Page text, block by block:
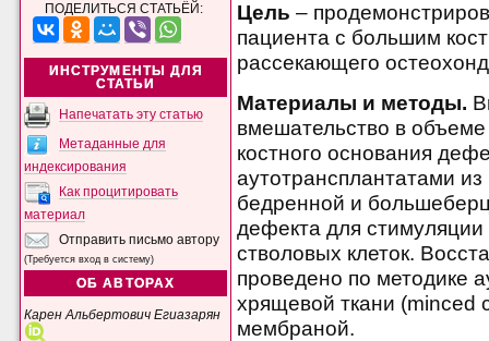
ПОДЕЛИТЬСЯ СТАТЬЁЙ:
ИНСТРУМЕНТЫ ДЛЯ
СТАТЬИ
Напечатать эту статью
Метаданные для
индексирования
Как процитировать
материал
Отправить письмо автору
(Требуется вход в систему)
ОБ АВТОРАХ
Карен Альбертович Егиазарян
Цель –
пациента с большим
рассекающего
Материалы и методы.
вмешательство в
костного основания
аутотрансплантатами
бедренной и
дефекта для
стволовых клеток.
проведено по методике
хрящевой ткани (minced
мембраной.